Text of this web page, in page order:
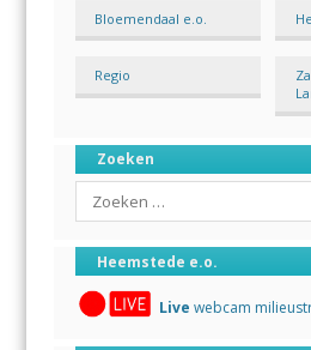
Bloemendaal e.o.
Regio
Zoeken
Search
Heemstede e.o.
Live webcam